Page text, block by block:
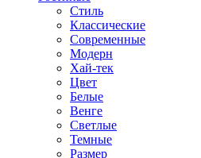
Стиль
Классические
Современные
Модерн
Хай-тек
Цвет
Белые
Венге
Светлые
Темные
Размер